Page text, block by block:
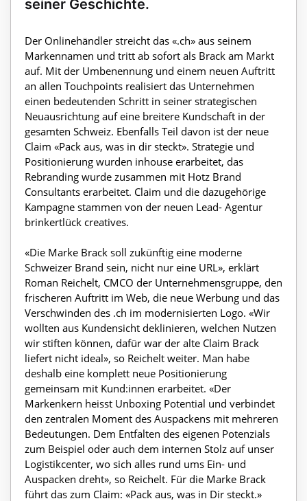
seiner Geschichte.
Der Onlinehändler streicht das «.ch» aus seinem
Markennamen und tritt ab sofort als Brack am Markt
auf. Mit der Umbenennung und einem neuen Auftritt
an allen Touchpoints realisiert das Unternehmen
einen bedeutenden Schritt in seiner strategischen
Neuausrichtung auf eine breitere Kundschaft in der
gesamten Schweiz. Ebenfalls Teil davon ist der neue
Claim «Pack aus, was in dir steckt». Strategie und
Positionierung wurden inhouse erarbeitet, das
Rebranding wurde zusammen mit Hotz Brand
Consultants erarbeitet. Claim und die dazugehörige
Kampagne stammen von der neuen Lead- Agentur
brinkertlück creatives.
«Die Marke Brack soll zukünftig eine moderne
Schweizer Brand sein, nicht nur eine URL», erklärt
Roman Reichelt, CMCO der Unternehmensgruppe, den
frischeren Auftritt im Web, die neue Werbung und das
Verschwinden des .ch im modernisierten Logo. «Wir
wollten aus Kundensicht deklinieren, welchen Nutzen
wir stiften können, dafür war der alte Claim Brack
liefert nicht ideal», so Reichelt weiter. Man habe
deshalb eine komplett neue Positionierung
gemeinsam mit Kund:innen erarbeitet. «Der
Markenkern heisst Unboxing Potential und verbindet
den zentralen Moment des Auspackens mit mehreren
Bedeutungen. Dem Entfalten des eigenen Potenzials
zum Beispiel oder auch dem internen Stolz auf unser
Logistikcenter, wo sich alles rund ums Ein- und
Auspacken dreht», so Reichelt. Für die Marke Brack
führt das zum Claim: «Pack aus, was in Dir steckt.»